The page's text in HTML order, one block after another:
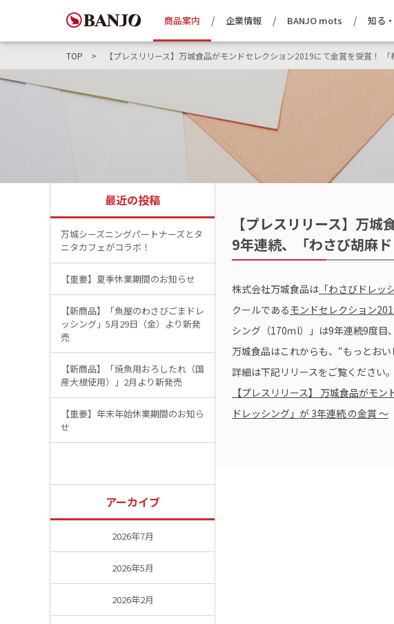
商品案内 企業情報 BANJO mots 知る
TOP 【プレスリリース】万城食品がモンドセレクション2019にて金賞を受賞！
【プレスリリース】万
9年連続、「わさび胡麻
株式会社万城食品は 「わさびドレッ
クールであるモンドセレクション
シング（170ｍl）」は9年連続9度目
万城食品はこれからも、“もっとお
詳細は下記リリースをご覧ください。
【プレスリリース】 万城食品がモ
ドレッシング」が 3年連続 の金賞 ～
最近の投稿
万城シーズニングパートナーズとタ
ニタカフェがコラボ！
【重要】夏季休業期間のお知らせ
【新商品】「魚屋のわさびごまドレ
ッシング」5月29日（金）より新発
売
【新商品】「焼魚用おろしたれ（国
産大根使用）」2月より新発売
【重要】年末年始休業期間のお知ら
せ
アーカイブ
2026年7月
2026年5月
2026年2月